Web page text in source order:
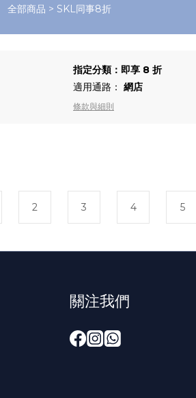
全部商品 > SKL同事8折
指定分類：即享 8 折
適用通路： 網店
條款與細則
2 3 4 5
關注我們